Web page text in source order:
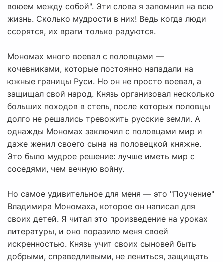
воюем между собой". Эти слова я запомнил на всю
жизнь. Сколько мудрости в них! Ведь когда люди
ссорятся, их враги только радуются.
Мономах много воевал с половцами —
кочевниками, которые постоянно нападали на
южные границы Руси. Но он не просто воевал, а
защищал свой народ. Князь организовал несколько
больших походов в степь, после которых половцы
долго не решались тревожить русские земли. А
однажды Мономах заключил с половцами мир и
даже женил своего сына на половецкой княжне.
Это было мудрое решение: лучше иметь мир с
соседями, чем вечную войну.
Но самое удивительное для меня — это "Поучение"
Владимира Мономаха, которое он написал для
своих детей. Я читал это произведение на уроках
литературы, и оно поразило меня своей
искренностью. Князь учит своих сыновей быть
добрыми, справедливыми, не лениться, защищать